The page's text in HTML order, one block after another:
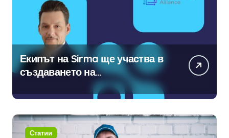
Екипът на Sirma ще участва в
създаването на
международните стандарти за
навлизане на изкуствен
интелект в хотелиерството
Статии